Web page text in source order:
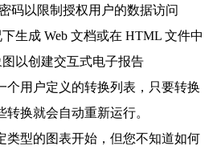
码以限制授权用户的数据访问
生成 Web 文档或在 HTML 文件中
图以创建交互式电子报告
个用户定义的转换列表，只要转换
换就会自动重新运行。
类型的图表开始，但您不知道如何